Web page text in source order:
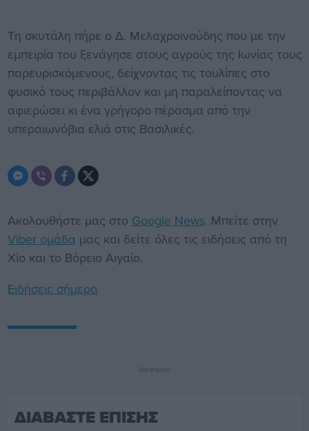
Τη σκυτάλη πήρε ο Δ. Μελαχροινούδης που με την
εμπειρία του ξενάγησε στους αγρούς της Ιωνίας τους
παρευρισκόμενους, δείχνοντας τις τουλίπες στο
φυσικό τους περιβάλλον και μη παραλείποντας να
αφιερώσει κι ένα γρήγορο πέρασμα από την
υπεραιωνόβια ελιά στις Βασιλικές.
Ακολουθήστε μας στο Google News. Μπείτε στην
Viber ομάδα μας και δείτε όλες τις ειδήσεις από τη
Χίο και το Βόρειο Αιγαίο.
Ειδήσεις σήμερα
Διαφήμιση
ΔΙΑΒΑΣΤΕ ΕΠΙΣΗΣ